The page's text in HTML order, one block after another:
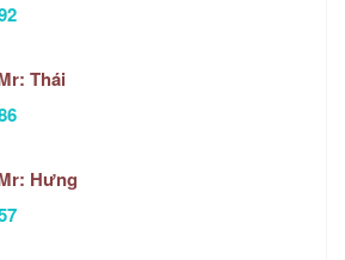
Thái
Hưng